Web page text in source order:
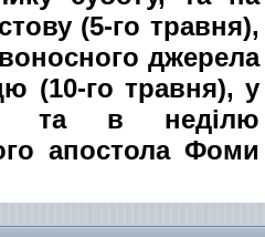
(5-го травня),
джерела
(10-го травня), у
та в неділю
апостола Фоми